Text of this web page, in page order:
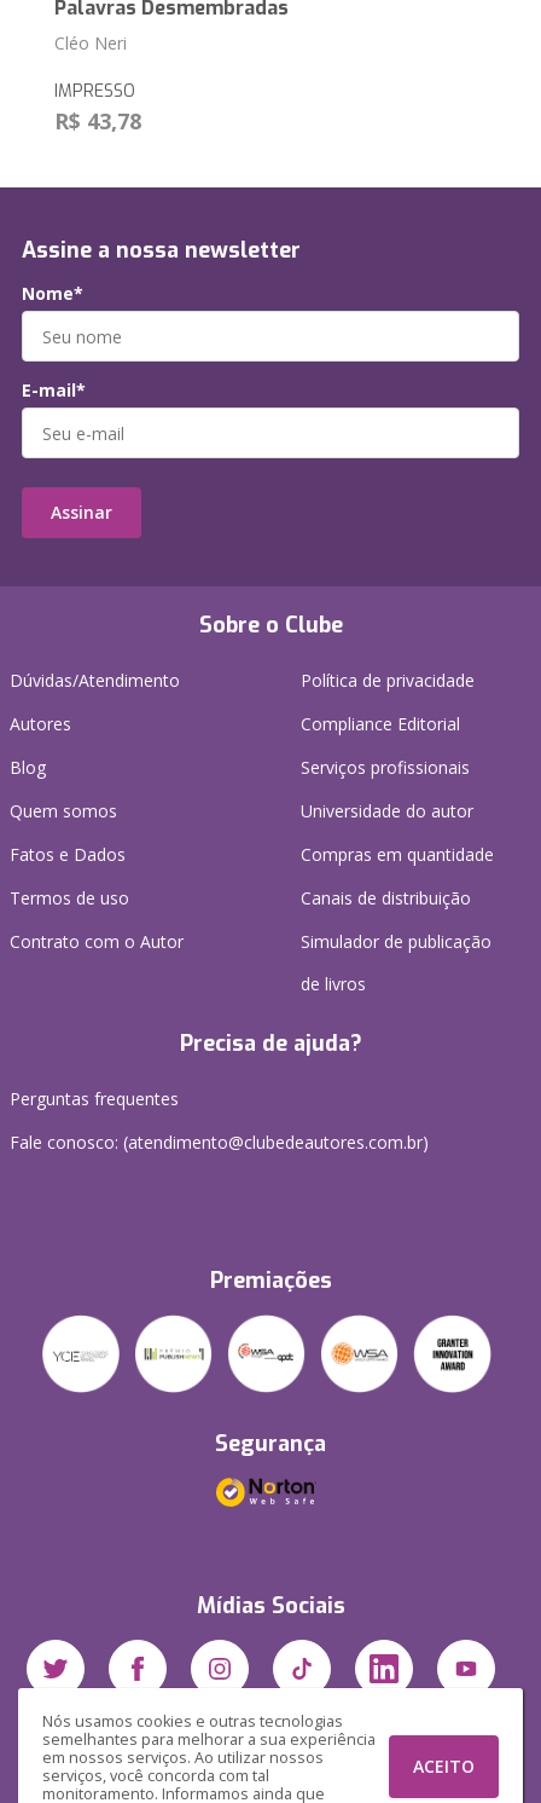
Nós usamos cookies e outras tecnologias
semelhantes para melhorar a sua experiência
em nossos serviços. Ao utilizar nossos
serviços, você concorda com tal
monitoramento. Informamos ainda que
ACEITO
Palavras Desmembradas
Cléo Neri
IMPRESSO
R$ 43,78
Sobre o Clube
Dúvidas/Atendimento
Autores
Blog
Quem somos
Fatos e Dados
Termos de uso
Contrato com o Autor
Política de privacidade
Compliance Editorial
Serviços profissionais
Universidade do autor
Compras em quantidade
Canais de distribuição
Simulador de publicação
de livros
Precisa de ajuda?
Perguntas frequentes
Fale conosco: (atendimento@clubedeautores.com.br)
Premiações
Segurança
Mídias Sociais
Assine a nossa newsletter
Nome*
E-mail*
Assinar